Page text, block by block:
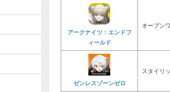
アークナイツ：エンドフ
ィールド
オープン
ゼンレスゾーンゼロ
スタイリ